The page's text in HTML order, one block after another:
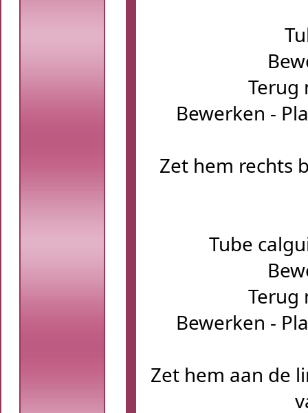
Terug
Bewerken -
Zet hem rechts
Tube
Terug
Bewerken -
Zet hem aan de